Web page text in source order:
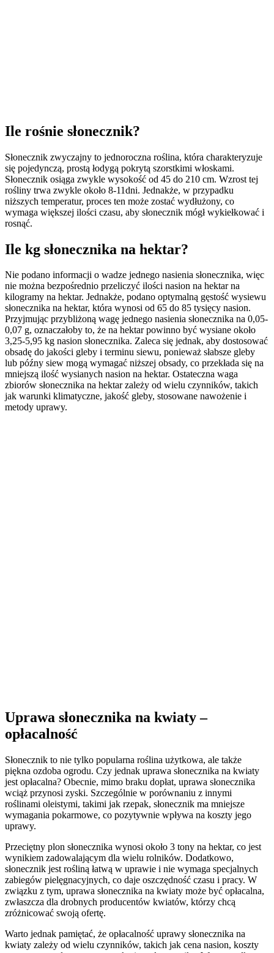
Ile rośnie słonecznik?
Słonecznik zwyczajny to jednoroczna roślina, która charakteryzuje
się pojedynczą, prostą łodygą pokrytą szorstkimi włoskami.
Słonecznik osiąga zwykle wysokość od 45 do 210 cm. Wzrost tej
rośliny trwa zwykle około 8-11dni. Jednakże, w przypadku
niższych temperatur, proces ten może zostać wydłużony, co
wymaga większej ilości czasu, aby słonecznik mógł wykiełkować i
rosnąć.
Ile kg słonecznika na hektar?
Nie podano informacji o wadze jednego nasienia słonecznika, więc
nie można bezpośrednio przeliczyć ilości nasion na hektar na
kilogramy na hektar. Jednakże, podano optymalną gęstość wysiewu
słonecznika na hektar, która wynosi od 65 do 85 tysięcy nasion.
Przyjmując przybliżoną wagę jednego nasienia słonecznika na 0,05-
0,07 g, oznaczałoby to, że na hektar powinno być wysiane około
3,25-5,95 kg nasion słonecznika. Zaleca się jednak, aby dostosować
obsadę do jakości gleby i terminu siewu, ponieważ słabsze gleby
lub późny siew mogą wymagać niższej obsady, co przekłada się na
mniejszą ilość wysianych nasion na hektar. Ostateczna waga
zbiorów słonecznika na hektar zależy od wielu czynników, takich
jak warunki klimatyczne, jakość gleby, stosowane nawożenie i
metody uprawy.
Uprawa słonecznika na kwiaty –
opłacalność
Słonecznik to nie tylko popularna roślina użytkowa, ale także
piękna ozdoba ogrodu. Czy jednak uprawa słonecznika na kwiaty
jest opłacalna? Obecnie, mimo braku dopłat, uprawa słonecznika
wciąż przynosi zyski. Szczególnie w porównaniu z innymi
roślinami oleistymi, takimi jak rzepak, słonecznik ma mniejsze
wymagania pokarmowe, co pozytywnie wpływa na koszty jego
uprawy.
Przeciętny plon słonecznika wynosi około 3 tony na hektar, co jest
wynikiem zadowalającym dla wielu rolników. Dodatkowo,
słonecznik jest rośliną łatwą w uprawie i nie wymaga specjalnych
zabiegów pielęgnacyjnych, co daje oszczędność czasu i pracy. W
związku z tym, uprawa słonecznika na kwiaty może być opłacalna,
zwłaszcza dla drobnych producentów kwiatów, którzy chcą
zróżnicować swoją ofertę.
Warto jednak pamiętać, że opłacalność uprawy słonecznika na
kwiaty zależy od wielu czynników, takich jak cena nasion, koszty